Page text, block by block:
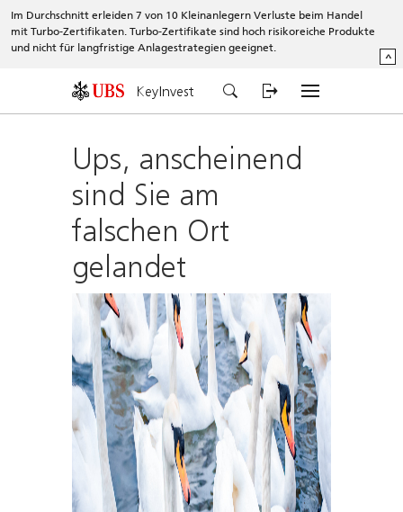
Im Durchschnitt erleiden 7 von 10 Kleinanlegern Verluste beim Handel
mit Turbo-Zertifikaten. Turbo-Zertifikate sind hoch risikoreiche Produkte
und nicht für langfristige Anlagestrategien geeignet.
^
KeyInvest
Ups, anscheinend
sind Sie am
falschen Ort
gelandet